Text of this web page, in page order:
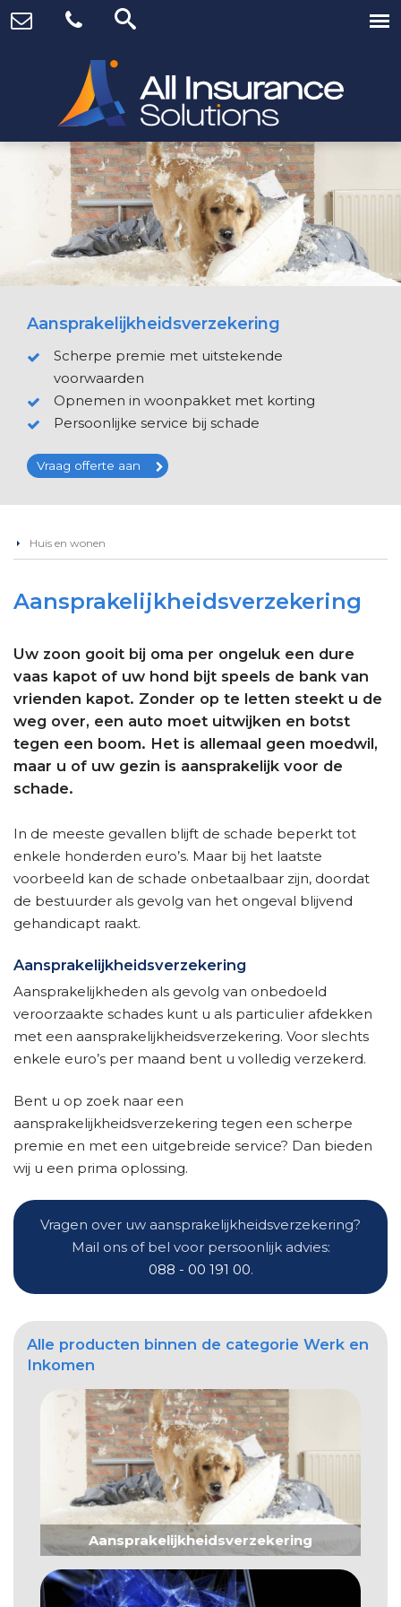
Aansprakelijkheidsverzekering
Scherpe premie met uitstekende
voorwaarden
Opnemen in woonpakket met korting
Persoonlijke service bij schade
Vraag offerte aan
Huis en wonen
Aansprakelijkheidsverzekering
Uw zoon gooit bij oma per ongeluk een dure
vaas kapot of uw hond bijt speels de bank van
vrienden kapot. Zonder op te letten steekt u de
weg over, een auto moet uitwijken en botst
tegen een boom. Het is allemaal geen moedwil,
maar u of uw gezin is aansprakelijk voor de
schade.
In de meeste gevallen blijft de schade beperkt tot
enkele honderden euro’s. Maar bij het laatste
voorbeeld kan de schade onbetaalbaar zijn, doordat
de bestuurder als gevolg van het ongeval blijvend
gehandicapt raakt.
Aansprakelijkheidsverzekering
Aansprakelijkheden als gevolg van onbedoeld
veroorzaakte schades kunt u als particulier afdekken
met een aansprakelijkheidsverzekering. Voor slechts
enkele euro’s per maand bent u volledig verzekerd.
Bent u op zoek naar een
aansprakelijkheidsverzekering tegen een scherpe
premie en met een uitgebreide service? Dan bieden
wij u een prima oplossing.
Vragen over uw aansprakelijkheidsverzekering?
Mail ons of bel voor persoonlijk advies:
088 - 00 191 00.
Alle producten binnen de categorie Werk en
Inkomen
Aansprakelijkheidsverzekering